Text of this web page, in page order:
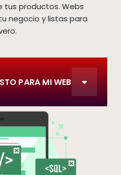
tus productos. Webs
negocio y listas para
PARA MI WEB